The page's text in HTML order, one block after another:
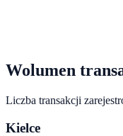
Wolumen
Liczba transakcji
Kielce